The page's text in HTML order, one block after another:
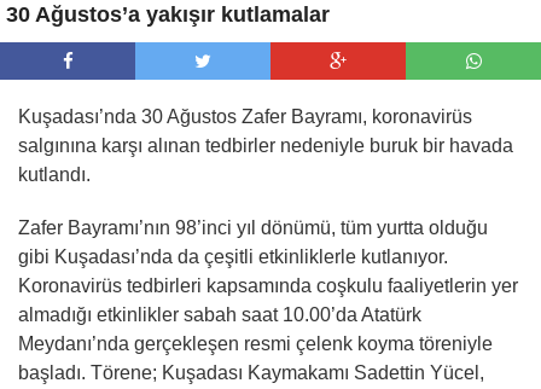
30 Ağustos’a yakışır kutlamalar
Kuşadası’nda 30 Ağustos Zafer Bayramı, koronavirüs
salgınına karşı alınan tedbirler nedeniyle buruk bir havada
kutlandı.
Zafer Bayramı’nın 98’inci yıl dönümü, tüm yurtta olduğu
gibi Kuşadası’nda da çeşitli etkinliklerle kutlanıyor.
Koronavirüs tedbirleri kapsamında coşkulu faaliyetlerin yer
almadığı etkinlikler sabah saat 10.00’da Atatürk
Meydanı’nda gerçekleşen resmi çelenk koyma töreniyle
başladı. Törene; Kuşadası Kaymakamı Sadettin Yücel,